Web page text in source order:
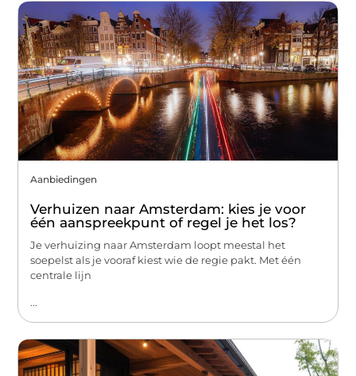
Aanbiedingen
Verhuizen naar Amsterdam: kies je voor
één aanspreekpunt of regel je het los?
Je verhuizing naar Amsterdam loopt meestal het
soepelst als je vooraf kiest wie de regie pakt. Met één
centrale lijn
...